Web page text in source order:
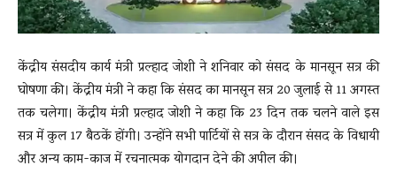
केंद्रीय संसदीय कार्य मंत्री प्रल्हाद जोशी ने शनिवार को संसद के मानसून सत्र की
घोषणा की। केंद्रीय मंत्री ने कहा कि संसद का मानसून सत्र 20 जुलाई से 11 अगस्त
तक चलेगा। केंद्रीय मंत्री प्रल्हाद जोशी ने कहा कि 23 दिन तक चलने वाले इस
सत्र में कुल 17 बैठकें होंगी। उन्होंने सभी पार्टियों से सत्र के दौरान संसद के विधायी
और अन्य काम-काज में रचनात्मक योगदान देने की अपील की।